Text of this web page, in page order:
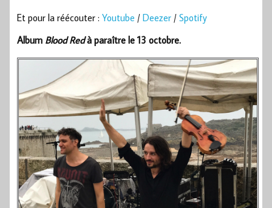
Et pour la réécouter : Youtube / Deezer / Spotify
Album Blood Redà paraître le 13 octobre.